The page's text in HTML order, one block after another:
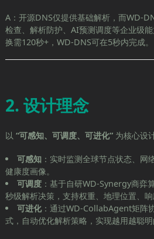
A：开源DNS仅提供基础解析，而WD-
检查、解析防护、AI预测调度等企业级
换需120秒+，WD-DNS可在5秒内完成。
2. 设计理念
以 “可感知、可调度、可进化”为核心设
可感知 ：实时监测全球节点状态、
健康度画像。
可调度 ：基于自研WD-Synergy商弈
秒级解析决策，支持权重、地理位置、响
可进化：通过WD-CollabAgent矩阵
式，自动优化解析策略，实现越用越聪明